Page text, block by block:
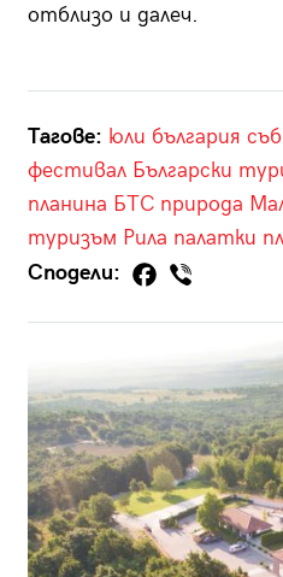
отблизо и далеч.
Тагове: юли българия
фестивал Български
планина БТС природа
туризъм Рила палатки
Сподели: